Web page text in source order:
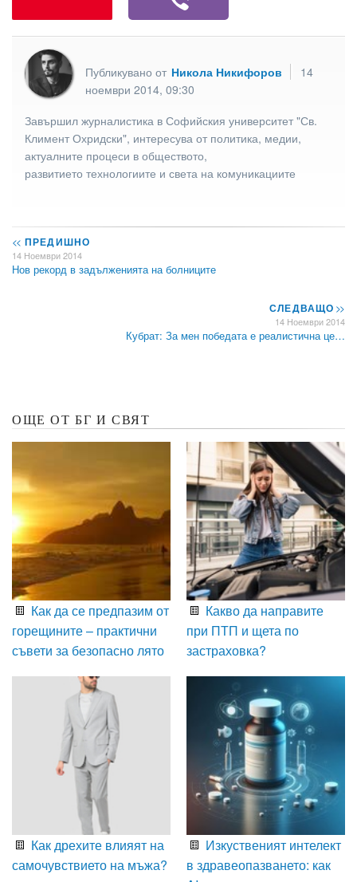
Публикувано от Никола Никифоров
14
ноември 2014, 09:30
Завършил журналистика в Софийския университет "Св.
Климент Охридски", интересува от политика, медии,
актуалните процеси в обществото,
развитието технологиите и света на комуникациите
<< ПРЕДИШНО
14 Ноември 2014
Нов рекорд в задълженията на болниците
СЛЕДВАЩО>>
14 Ноември 2014
Кубрат: За мен победата е реалистична це…
ОЩЕ ОТ БГ И СВЯТ
Как да се предпазим от
горещините – практични
съвети за безопасно лято
Какво да направите
при ПТП и щета по
застраховка?
Как дрехите влияят на
самочувствието на мъжа?
Изкуственият интелект
в здравеопазването: как